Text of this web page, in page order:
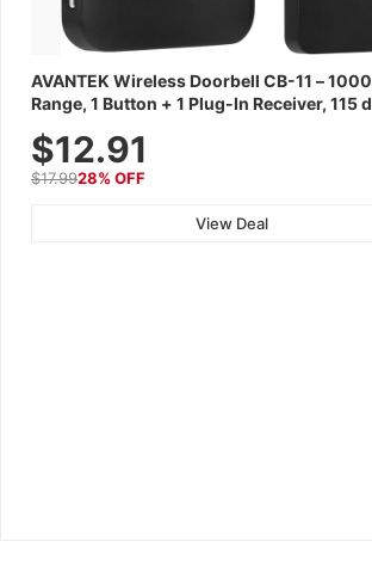
AVANTEK Wireless Doorbell CB-11 –
Range, 1 Button + 1 Plug-In Receiver, 115
Year Battery
$12.91
$17.9928% OFF
View Deal